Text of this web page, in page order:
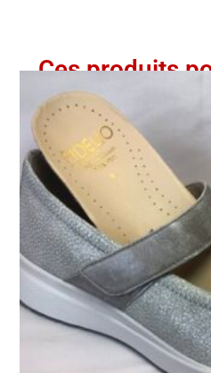
Ces produits